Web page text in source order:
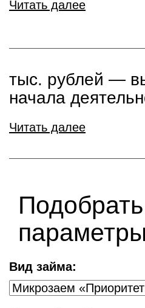
Читать далее
тыс. рублей ―
начала
Читать далее
Подобрать
Вид займа: